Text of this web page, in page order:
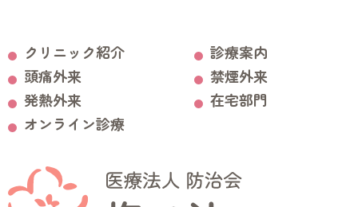
クリニック紹介
診療案内
頭痛外来
禁煙外来
発熱外来
在宅部門
オンライン診療